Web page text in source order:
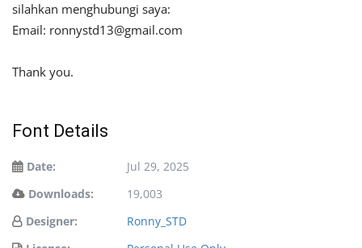
silahkan menghubungi saya:
Email: ronnystd13@gmail.com
Thank you.
Font Details
Date:
Jul 29, 2025
Downloads:
19,003
Designer:
Ronny_STD